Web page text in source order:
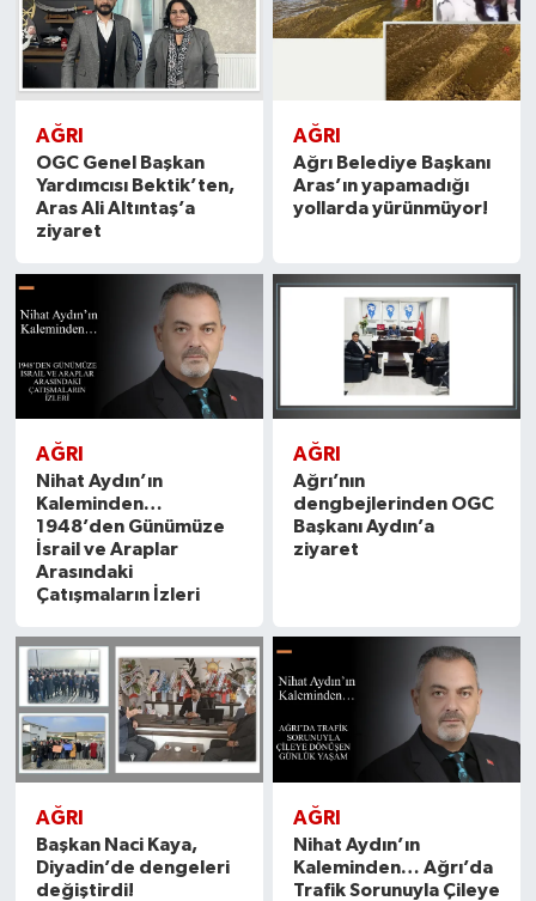
AĞRI
OGC Genel Başkan
Yardımcısı Bektik’ten,
Aras Ali Altıntaş’a
ziyaret
AĞRI
Ağrı Belediye Başkanı
Aras’ın yapamadığı
yollarda yürünmüyor!
AĞRI
Nihat Aydın’ın
Kaleminden…
1948’den Günümüze
İsrail ve Araplar
Arasındaki
Çatışmaların İzleri
AĞRI
Ağrı’nın
dengbejlerinden OGC
Başkanı Aydın’a
ziyaret
AĞRI
Başkan Naci Kaya,
Diyadin’de dengeleri
değiştirdi!
AĞRI
Nihat Aydın’ın
Kaleminden… Ağrı’da
Trafik Sorunuyla Çileye